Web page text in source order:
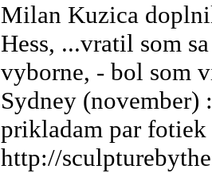
Milan Kuzica
Hess, ...vratil som
vyborne, - bol som
Sydney
prikladam par
http://